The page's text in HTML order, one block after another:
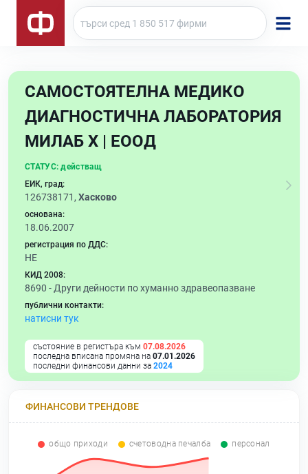
САМОСТОЯТЕЛНА МЕДИКО
ДИАГНОСТИЧНА ЛАБОРАТОРИЯ
МИЛАБ Х | ЕООД
СТАТУС: действащ
ЕИК, град:
126738171, Хасково
основана:
18.06.2007
регистрация по ДДС:
НЕ
КИД 2008:
8690 - Други дейности по хуманно здравеопазване
публични контакти:
натисни тук
състояние в регистъра към 07.08.2026
последна вписана промяна на 07.01.2026
последни финансови данни за 2024
ФИНАНСОВИ ТРЕНДОВЕ
общо приходи счетоводна печалба персонал